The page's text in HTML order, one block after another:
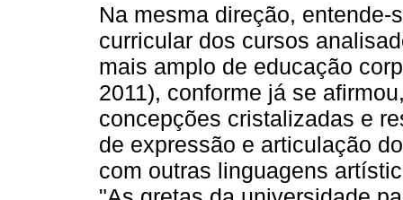
Na mesma direção,
curricular dos cursos
mais amplo de educação
2011), conforme já se
concepções cristalizadas e
de expressão e articulação
com outras linguagens